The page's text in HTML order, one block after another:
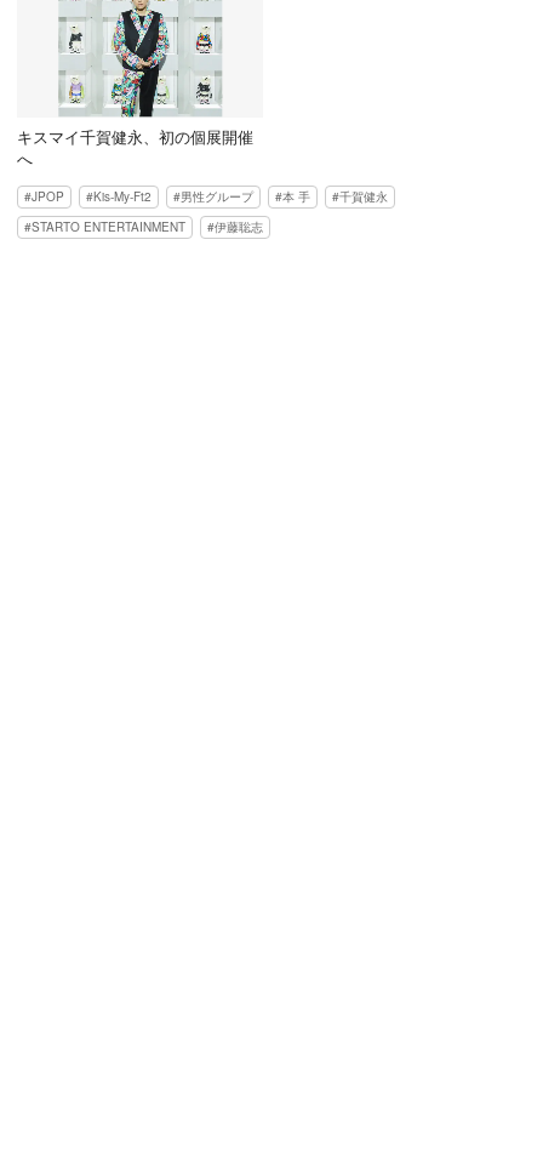
キスマイ千賀健永、初の個展開催
へ
JPOP Kis-My-Ft2 男性グループ 本 手
千賀健永
STARTO ENTERTAINMENT
伊藤聡志